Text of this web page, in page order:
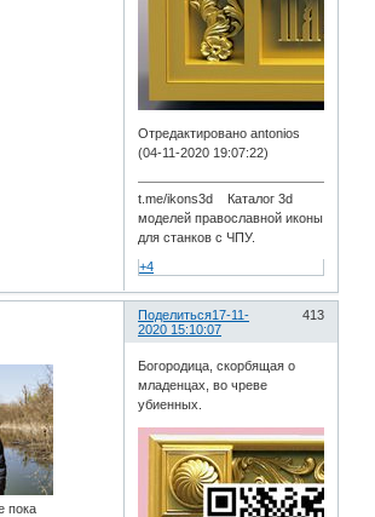
Отредактировано antonios
(04-11-2020 19:07:22)
t.me/ikons3d Каталог 3d
моделей православной иконы
для станков с ЧПУ.
+4
Поделиться 413
17-11-
2020 15:10:07
пока
Богородица, скорбящая о
младенцах, во чреве
убиенных.